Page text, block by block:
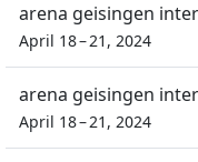
arena geisingen
April 18 – 21, 2024
arena geisingen
April 18 – 21, 2024